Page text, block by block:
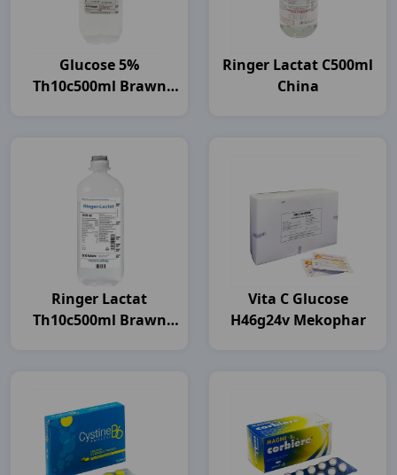
Glucose 5%
Th10c500ml Brawn
Ringer Lactat C500ml
China
Ringer Lactat
Th10c500ml Brawn
Vita C Glucose
H46g24v Mekophar